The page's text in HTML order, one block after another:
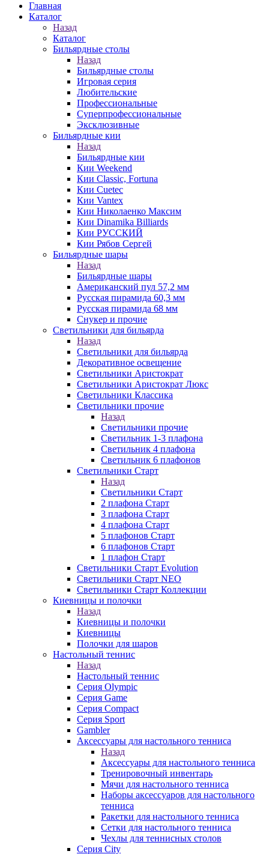
Главная
Каталог
Назад
Каталог
Бильярдные столы
Назад
Бильярдные столы
Игровая серия
Любительские
Профессиональные
Суперпрофессиональные
Эксклюзивные
Бильярдные кии
Назад
Бильярдные кии
Кии Weekend
Кии Classic, Fortuna
Кии Cuetec
Кии Vantex
Кии Николаенко Максим
Кии Dinamika Billiards
Кии РУССКИЙ
Кии Рябов Сергей
Бильярдные шары
Назад
Бильярдные шары
Американский пул 57,2 мм
Русская пирамида 60,3 мм
Русская пирамида 68 мм
Снукер и прочие
Светильники для бильярда
Назад
Светильники для бильярда
Декоративное освещение
Светильники Аристократ
Светильники Аристократ Люкс
Светильники Классика
Светильники прочие
Назад
Светильники прочие
Светильник 1-3 плафона
Светильник 4 плафона
Светильник 6 плафонов
Светильники Старт
Назад
Светильники Старт
2 плафона Старт
3 плафона Старт
4 плафона Старт
5 плафонов Старт
6 плафонов Старт
1 плафон Старт
Светильники Старт Evolution
Светильники Старт NEO
Светильники Старт Коллекции
Киевницы и полочки
Назад
Киевницы и полочки
Киевницы
Полочки для шаров
Настольный теннис
Назад
Настольный теннис
Серия Olympic
Серия Game
Серия Compact
Серия Sport
Gambler
Аксессуары для настольного тенниса
Назад
Аксессуары для настольного тенниса
Тренировочный инвентарь
Мячи для настольного тенниса
Наборы аксессуаров для настольного
тенниса
Ракетки для настольного тенниса
Сетки для настольного тенниса
Чехлы для теннисных столов
Серия City